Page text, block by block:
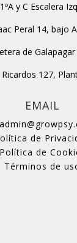
y C Escalera
Peral 14, bajo
de
127,
EMAIL
de
Política de
Términos de